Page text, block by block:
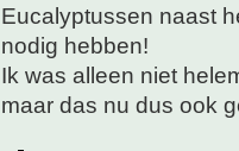
Eucalyptussen naast
nodig hebben!
Ik was alleen niet
maar das nu dus ook